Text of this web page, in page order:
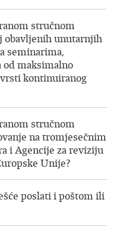
stručnom
obavljenih unutarnjih
seminarima,
od maksimalno
kontinuiranog
stručnom
na tromjesečnim
i Agencije za reviziju
Unije?
poslati i poštom ili